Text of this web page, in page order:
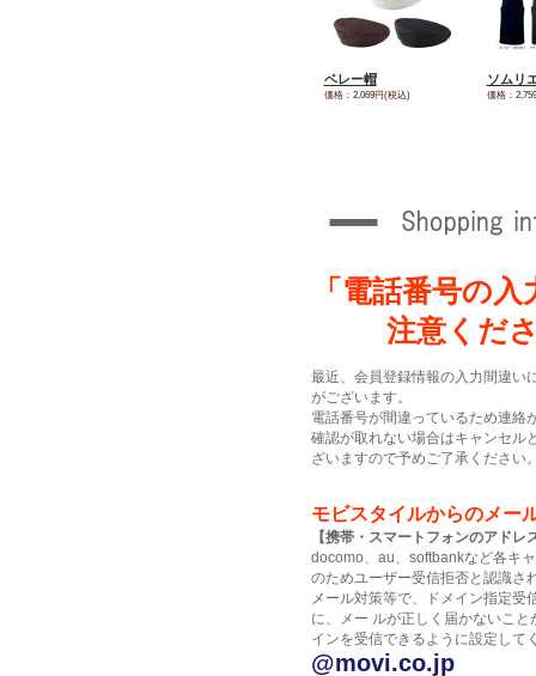
ベレー帽
価格：2,069円(税込)
ソムリ
価格：
「電話番号の
注意くだ
最近、会員登録情報の入力間違い
がございます。
電話番号が間違っているため連絡
確認が取れない場合はキャンセル
ざいますので予めご了承ください
モビスタイルからのメー
【携帯・スマートフォンのアドレ
docomo、au、softbankなど各キ
のためユーザー受信拒否と認識さ
メール対策等で、ドメイン指定受
に、メー ルが正しく届かないこ
インを受信できるように設定して
@movi.co.jp